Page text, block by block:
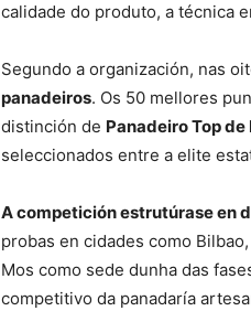
calidade do produto, a técnica
Segundo a organización, nas
panadeiros. Os 50 mellores
distinción de Panadeiro Top de
seleccionados entre a elite
A competición estrutúrase en
probas en cidades como
Mos como sede dunha das
competitivo da panadaría